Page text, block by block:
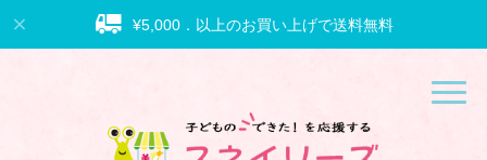
¥5,000．以上のお買い上げで送料無料